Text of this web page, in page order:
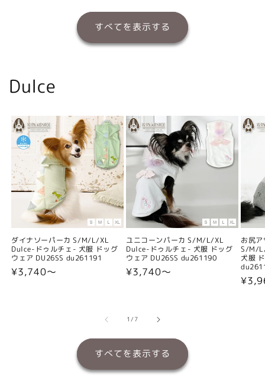
すべてを表示する
Dulce
ダイナソーパーカ S/M/L/XL
Dulce-ドゥルチェ- 犬服 ドッグ
ウェア DU26SS du261191
通
¥3,740〜
ユニコーンパーカ S/M/L/XL
Dulce-ドゥルチェ- 犬服 ドッグ
ウェア DU26SS du261190
通
¥3,740〜
お尻
S/M/
犬服
通
1/の
7
すべてを表示する